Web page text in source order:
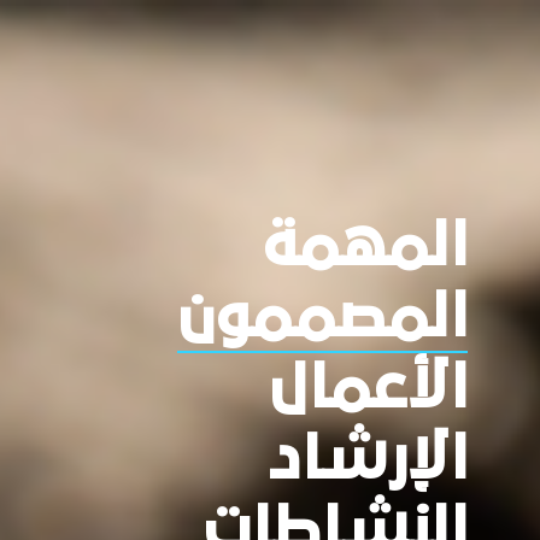
المهمة
المصممون
الأعمال
الإرشاد